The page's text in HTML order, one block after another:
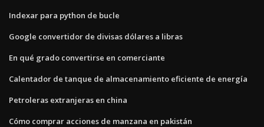
Indexar para python de bucle
Google convertidor de divisas dólares a libras
En qué grado convertirse en comerciante
Calentador de tanque de almacenamiento eficiente de energía
Petroleras extranjeras en china
Cómo comprar acciones de manzana en pakistán